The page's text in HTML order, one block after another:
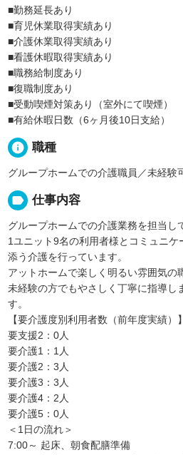
■勤務延長あり
■育児休業取得実績あり
■介護休業取得実績あり
■看護休暇取得実績あり
■職務給制度あり
■復職制度あり
■受動喫煙対策あり（室外にて喫煙）
■有給休暇日数（6ヶ月後10日支給）
info 職種
グループホームでの介護職員／未経験
label 仕事内容
グループホームでの介護業務を担当し
1ユニット9名の利用者様とコミュニケ
添う介護を行っています。
アットホームで楽しく明るい雰囲気の
未経験の方でもやさしく丁寧に指導し
す。
【要介護度別利用者数（前年度実績）】
要支援2：0人
要介護1：1人
要介護2：3人
要介護3：3人
要介護4：2人
要介護5：0人
＜1日の流れ＞
7:00～ 起床、朝食配膳準備